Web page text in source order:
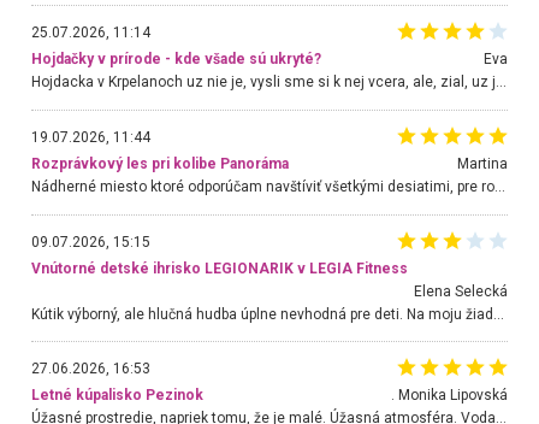
25.07.2026, 11:14
Hojdačky v prírode - kde všade sú ukryté?
Eva
Hojdacka v Krpelanoch uz nie je, vysli sme si k nej vcera, ale, zial, uz je znicena. Ak sem planujete cestu len kvoli hojdacke, mozete si ju usetrit. Krasny vyhlad je tu vsak aj bez hojdacky :-)
19.07.2026, 11:44
Rozprávkový les pri kolibe Panoráma
Martina
Nádherné miesto ktoré odporúčam navštíviť všetkými desiatimi, pre rodiny s deťmi, dôchodcom... Proste a jednoducho ozaj rozprávkový les.. určite ešte prídeme. Odniesli sme si na pamiatku krásne tričká,
09.07.2026, 15:15
Vnútorné detské ihrisko LEGIONARIK v LEGIA Fitness
Elena Selecká
27.06.2026, 16:53
Letné kúpalisko Pezinok
. Monika Lipovská
Úžasné prostredie, napriek tomu, že je malé. Úžasná atmosféra. Voda fantastická a nádherná. Ľudí je pomerne veľa, ale su mili a ohľaduplní. Je veľmi zaujímavé sledovať, ako dokážu spolu športovať cudzí ľudia a bez ohľadu na vek. Vládne tu pohoda. Vnuka neviem dostať z vody. Ďakujem za krásny deň . Urcite sa sem vrátim. Jediný problém je s parkovaním, ale aj ten sa mi podarilo vyriešiť. Monika Bratislava